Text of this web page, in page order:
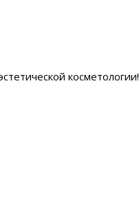
косметологии!